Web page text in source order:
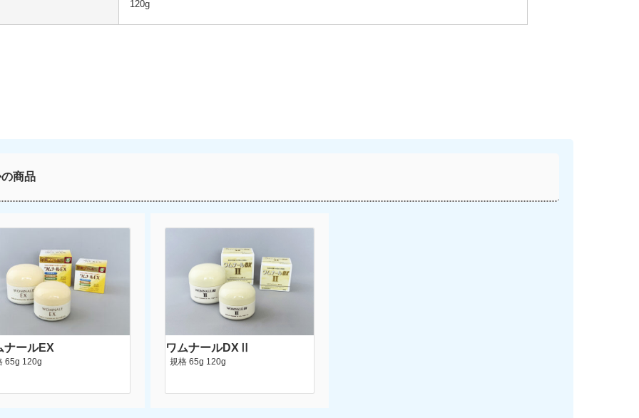
120g
商品
ナールEX
65g 120g
ワムナールDXⅡ
規格 65g 120g